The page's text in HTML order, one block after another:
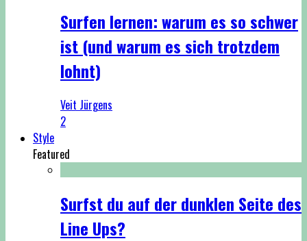
Surfen lernen: warum es so schwer
ist (und warum es sich trotzdem
lohnt)
Veit Jürgens
2
Style
Featured
Surfst du auf der dunklen Seite des
Line Ups?